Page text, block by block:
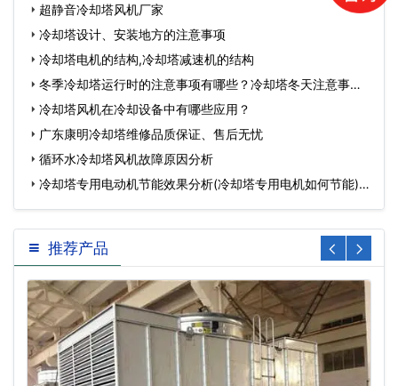
超静音冷却塔风机厂家
冷却塔设计、安装地方的注意事项
冷却塔电机的结构,冷却塔减速机的结构
冬季冷却塔运行时的注意事项有哪些？冷却塔冬天注意事
项…冷却塔风机在冷却设备中有哪些应用？
广东康明冷却塔维修品质保证、售后无忧
循环水冷却塔风机故障原因分析
冷却塔专用电动机节能效果分析(冷却塔专用电机如何节能)…
推荐产品